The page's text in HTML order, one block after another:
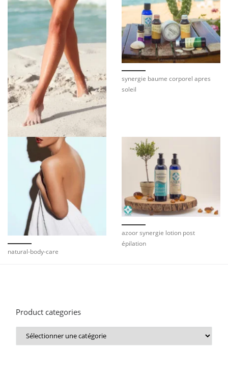
synergie baume corporel apres
soleil
natural-body-care
azoor synergie lotion post
épilation
Product categories